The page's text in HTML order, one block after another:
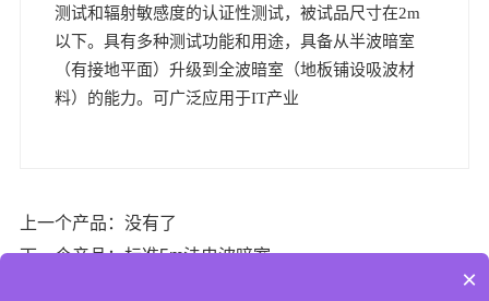
测试和辐射敏感度的认证性测试，被试品尺寸在2m
以下。具有多种测试功能和用途，具备从半波暗室
（有接地平面）升级到全波暗室（地板铺设吸波材
料）的能力。可广泛应用于IT产业
上一个产品：没有了
下一个产品：标准5m法电波暗室
×